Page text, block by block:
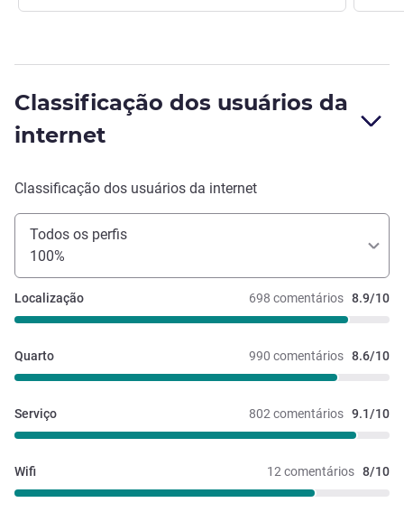
Classificação dos usuários da
internet
Classificação dos usuários da internet
Todos os perfis
100%
698 comentários 8.9/10
Localização
990 comentários 8.6/10
Quarto
802 comentários 9.1/10
Serviço
12 comentários 8/10
Wifi